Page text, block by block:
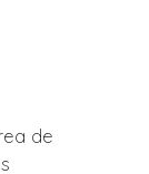
de